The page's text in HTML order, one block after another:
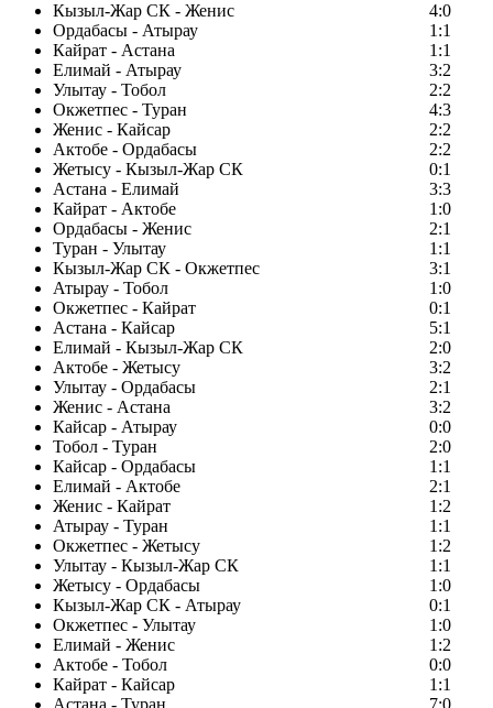
Кызыл-Жар СК - Женис
4:0
Ордабасы - Атырау
1:1
Кайрат - Астана
1:1
Елимай - Атырау
3:2
Улытау - Тобол
2:2
Окжетпес - Туран
4:3
Женис - Кайсар
2:2
Актобе - Ордабасы
2:2
Жетысу - Кызыл-Жар СК
0:1
Астана - Елимай
3:3
Кайрат - Актобе
1:0
Ордабасы - Женис
2:1
Туран - Улытау
1:1
Кызыл-Жар СК - Окжетпес
3:1
Атырау - Тобол
1:0
Окжетпес - Кайрат
0:1
Астана - Кайсар
5:1
Елимай - Кызыл-Жар СК
2:0
Актобе - Жетысу
3:2
Улытау - Ордабасы
2:1
Женис - Астана
3:2
Кайсар - Атырау
0:0
Тобол - Туран
2:0
Кайсар - Ордабасы
1:1
Елимай - Актобе
2:1
Женис - Кайрат
1:2
Атырау - Туран
1:1
Окжетпес - Жетысу
1:2
Улытау - Кызыл-Жар СК
1:1
Жетысу - Ордабасы
1:0
Кызыл-Жар СК - Атырау
0:1
Окжетпес - Улытау
1:0
Елимай - Женис
1:2
Актобе - Тобол
0:0
Кайрат - Кайсар
1:1